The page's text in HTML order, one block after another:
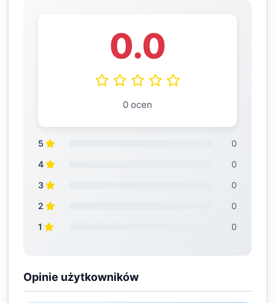
0.0
0 ocen
5
0
4
0
3
0
2
0
1
0
Opinie użytkowników